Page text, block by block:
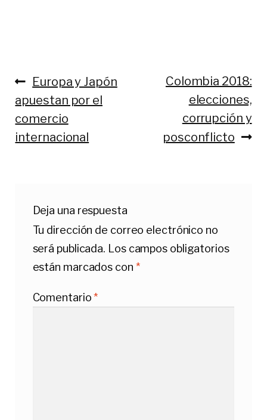
Navegación
de
entradas
Anterior:
Europa y Japón
apuestan por el
comercio
internacional
Siguiente:
Colombia 2018:
elecciones,
corrupción y
posconflicto
Deja una respuesta
Tu dirección de correo electrónico no
será publicada. Los campos obligatorios
están marcados con *
Comentario*